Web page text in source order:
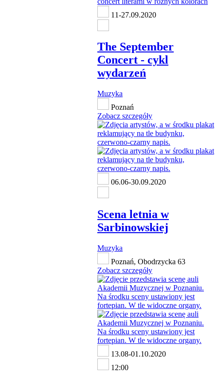
11-27.09.2020
The September
Concert - cykl
wydarzeń
Muzyka
Poznań
Zobacz szczegóły
06.06-30.09.2020
Scena letnia w
Sarbinowskiej
Muzyka
Poznań, Obodrzycka 63
Zobacz szczegóły
13.08-01.10.2020
12:00